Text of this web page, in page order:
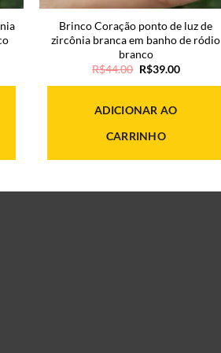
Brinco Coração ponto de luz de
zircônia branca em banho de ródio
branco
R$44.00 O
original
R$44.00.
R$39.00O
atual
ADICIONAR AO
CARRINHO